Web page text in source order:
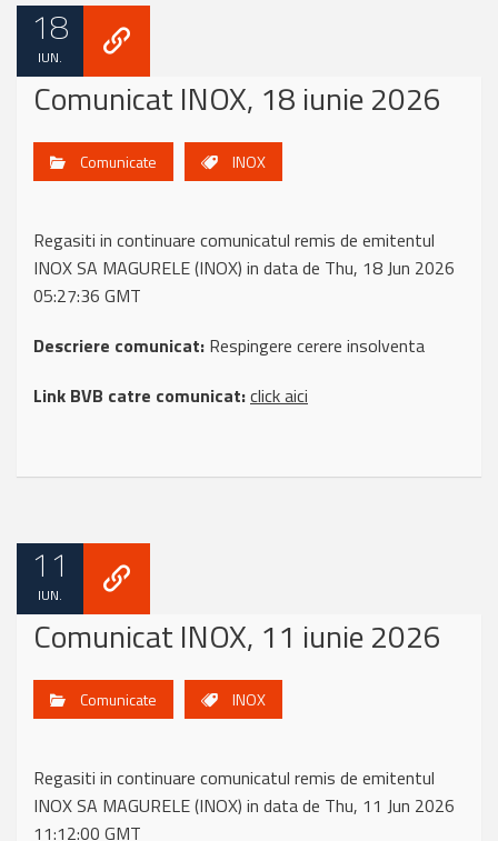
18
IUN.
Comunicat INOX, 18 iunie 2026
Comunicate INOX
Regasiti in continuare comunicatul remis de emitentul
INOX SA MAGURELE (INOX) in data de Thu, 18 Jun 2026
05:27:36 GMT
Descriere comunicat: Respingere cerere insolventa
Link BVB catre comunicat:click aici
11
IUN.
Comunicat INOX, 11 iunie 2026
Comunicate INOX
Regasiti in continuare comunicatul remis de emitentul
INOX SA MAGURELE (INOX) in data de Thu, 11 Jun 2026
11:12:00 GMT